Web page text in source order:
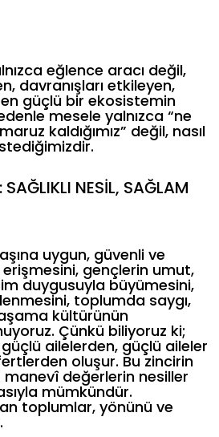
eğlence aracı değil,
davranışları etkileyen,
güçlü bir ekosistemin
mesele yalnızca “ne
kaldığımız” değil, nasıl
NESİL, SAĞLAM
uygun, güvenli ve
gençlerin umut,
duygusuyla büyümesini,
toplumda saygı,
kültürünün
Çünkü biliyoruz ki;
ailelerden, güçlü aileler
oluşur. Bu zincirin
manevî değerlerin nesiller
mümkündür.
toplumlar, yönünü ve